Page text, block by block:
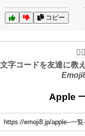
コピー
字コードを友達に教
Apple